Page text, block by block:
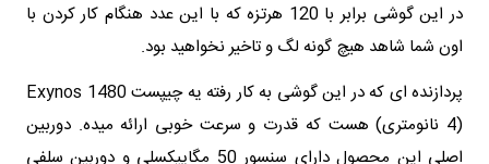
در این گوشی برابر با 120 هرتزه که با این عدد هنگام کار کردن با
اون شما شاهد هیچ گونه لگ و تاخیر نخواهید بود.
پردازنده ای که در این گوشی به کار رفته یه چیپست Exynos 1480
(4 نانومتری) هست که قدرت و سرعت خوبی ارائه میده. دوربین
اصلی این محصول دارای سنسور 50 مگاپیکسلی و دوربین سلفی